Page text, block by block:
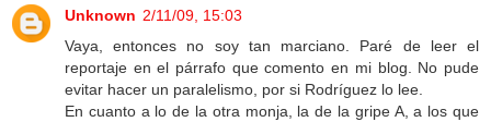
Unknown 2/11/09, 15:03
Vaya, entonces no soy tan marciano. Paré de leer el
reportaje en el párrafo que comento en mi blog. No pude
evitar hacer un paralelismo, por si Rodríguez lo lee.
En cuanto a lo de la otra monja, la de la gripe A, a los que